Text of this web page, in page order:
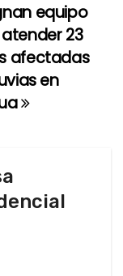
equipo
23
afectadas
en